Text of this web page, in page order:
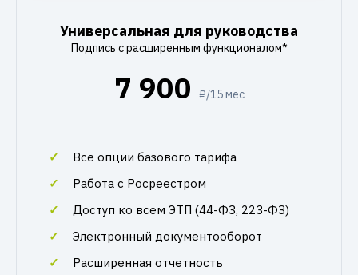
Универсальная для руководства
Подпись с расширенным функционалом*
7 900 ₽/15 мес
Все опции базового тарифа
Работа с Росреестром
Доступ ко всем ЭТП (44-ФЗ, 223-ФЗ)
Электронный документооборот
Расширенная отчетность